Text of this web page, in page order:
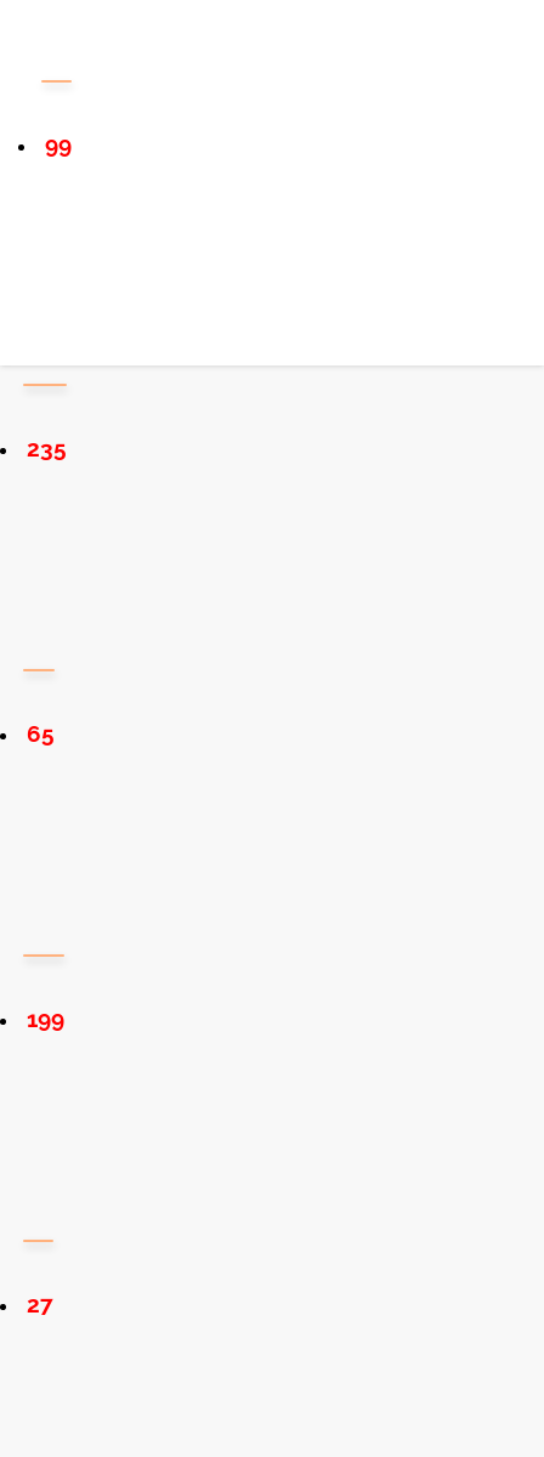
99
235
65
199
27